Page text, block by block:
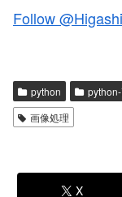
Follow
python
画像処理
X